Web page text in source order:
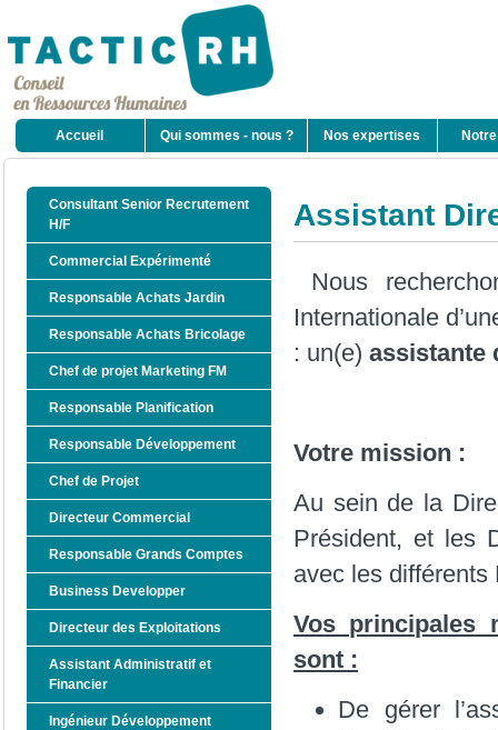
Consultant Senior Recrutement
H/F
Commercial Expérimenté
Responsable Achats Jardin
Responsable Achats Bricolage
Chef de projet Marketing FM
Responsable Planification
Responsable Développement
Chef de Projet
Directeur Commercial
Responsable Grands Comptes
Business Developper
Directeur des Exploitations
Assistant Administratif et
Financier
Ingénieur Développement
Assistant
Nous
Internationale
: un(e) assistante
Votre mission :
Au sein de la
Président, et les
avec les différents
Vos principales
sont :
De gérer
Accueil Qui sommes - nous ? Nos expertises